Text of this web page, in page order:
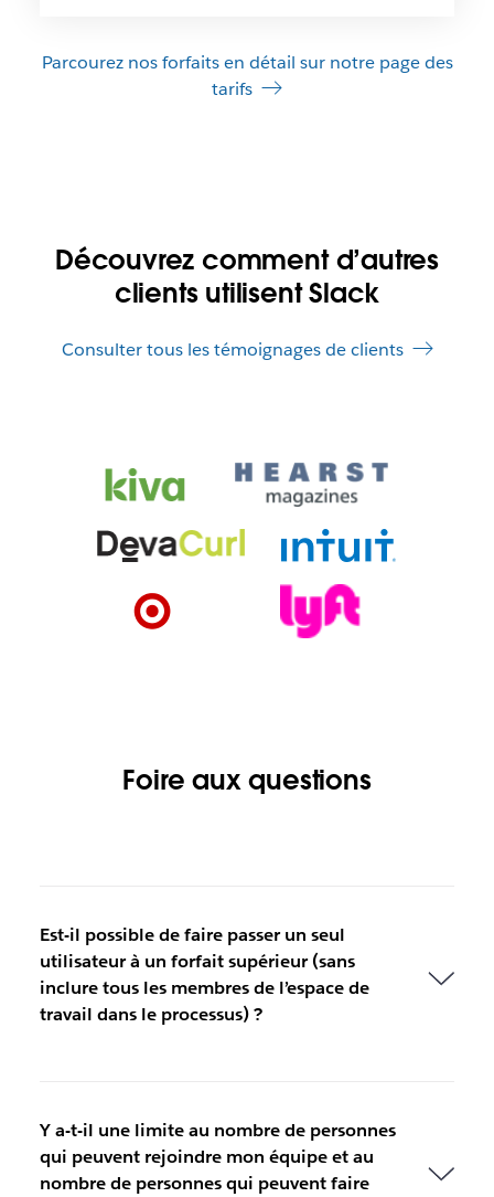
Parcourez nos forfaits en détail sur notre page des
tarifs
Découvrez comment d’autres
clients utilisent Slack
Consulter tous les témoignages de clients
Foire aux questions
Est-il possible de faire passer un seul
utilisateur à un forfait supérieur (sans
inclure tous les membres de l’espace de
travail dans le processus) ?
Y a-t-il une limite au nombre de personnes
qui peuvent rejoindre mon équipe et au
nombre de personnes qui peuvent faire